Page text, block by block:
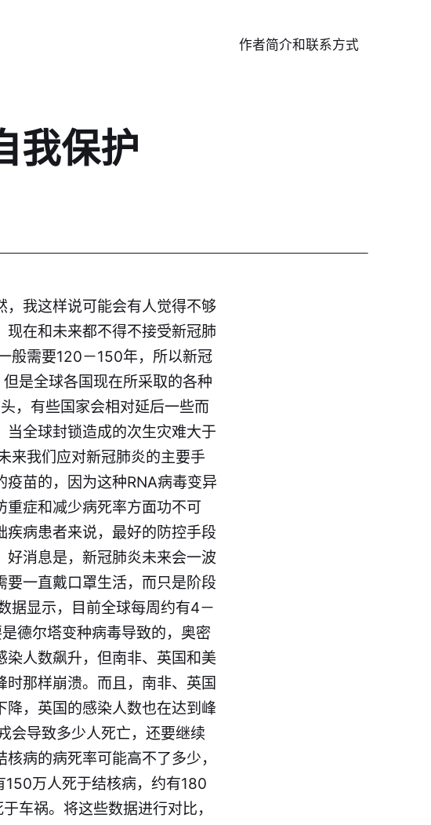
作者简介和联系方式
我保护
我这样说可能会有人觉得不够
现在和未来都不得不接受新冠肺
般需要120－150年，所以新冠
是全球各国现在所采取的各种
，有些国家会相对延后一些而
全球封锁造成的次生灾难大于
来我们应对新冠肺炎的主要手
苗的，因为这种RNA病毒变异
症和减少病死率方面功不可
病患者来说，最好的防控手段
好消息是，新冠肺炎未来会一波
一直戴口罩生活，而只是阶段
据显示，目前全球每周约有4－
德尔塔变种病毒导致的，奥密
人数飙升，但南非、英国和美
那样崩溃。而且，南非、英国
，英国的感染人数也在达到峰
会导致多少人死亡，还要继续
病的病死率可能高不了多少，
万人死于结核病，约有180
车祸。将这些数据进行对比，